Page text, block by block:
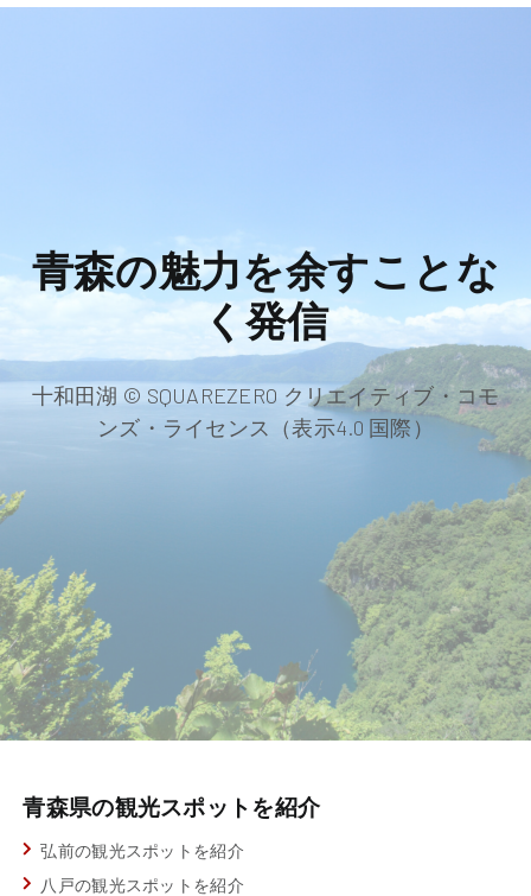
青森の魅力を余すことな
く発信
十和田湖 © SQUAREZERO クリエイティブ・コモ
ンズ・ライセンス（表示4.0 国際）
青森県の観光スポットを紹介
弘前の観光スポットを紹介
八戸の観光スポットを紹介